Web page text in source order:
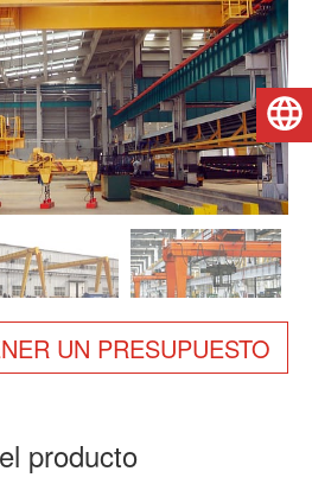
grúas
Noticias
UN PRESUPUESTO
producto
Español